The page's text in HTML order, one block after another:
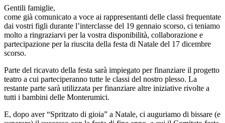
Gentili famiglie,
come già comunicato a voce ai rappresentanti delle classi frequentate
dai vostri figli durante l’interclasse del 19 gennaio scorso, ci teniamo
molto a ringraziarvi per la vostra disponibilità, collaborazione e
partecipazione per la riuscita della festa di Natale del 17 dicembre
scorso.
Parte del ricavato della festa sarà impiegato per finanziare il progetto
teatro a cui parteciperanno tutte le classi del nostro plesso. La
restante parte sarà utilizzata per finanziare altre iniziative rivolte a
tutti i bambini delle Monterumici.
E, dopo aver “Spritzato di gioia” a Natale, ci auguriamo di bissare (e